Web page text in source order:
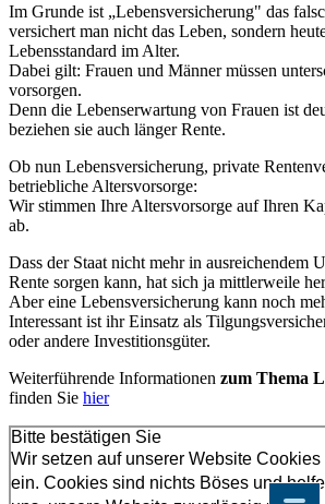
Im Grunde ist „Lebensversicherung" das
versichert man nicht das Leben, sondern
Lebensstandard im Alter.
Dabei gilt: Frauen und Männer müssen
vorsorgen.
Denn die Lebenserwartung von Frauen ist
beziehen sie auch länger Rente.
Ob nun Lebensversicherung, private
betriebliche Altersvorsorge:
Wir stimmen Ihre Altersvorsorge auf Ihren
ab.
Dass der Staat nicht mehr in ausreichendem
Rente sorgen kann, hat sich ja mittlerweile
Aber eine Lebensversicherung kann noch
Interessant ist ihr Einsatz als
oder andere Investitionsgüter.
Weiterführende Informationen zum Thema
finden Sie hier